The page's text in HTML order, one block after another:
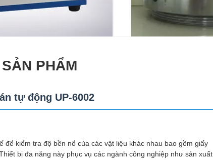
PHẨM
tự động UP-6002
kiểm tra độ bền nổ của các vật liệu khác nhau bao gồm giấy
bị đa năng này phục vụ các ngành công nghiệp như sản xuất